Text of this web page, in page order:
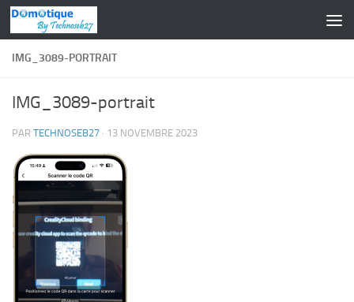
Skip to content
IMG_3089-PORTRAIT
IMG_3089-portrait
PAR TECHNOSEB27 · 13 NOVEMBRE 2023